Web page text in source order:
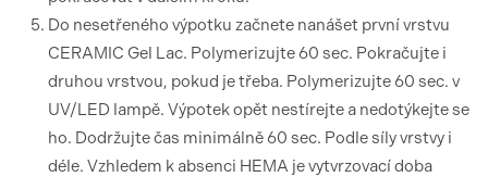
Do nesetřeného výpotku začnete nanášet první vrstvu
CERAMIC Gel Lac. Polymerizujte 60 sec. Pokračujte i
druhou vrstvou, pokud je třeba. Polymerizujte 60 sec. v
UV/LED lampě. Výpotek opět nestírejte a nedotýkejte se
ho. Dodržujte čas minimálně 60 sec. Podle síly vrstvy i
déle. Vzhledem k absenci HEMA je vytvrzovací doba